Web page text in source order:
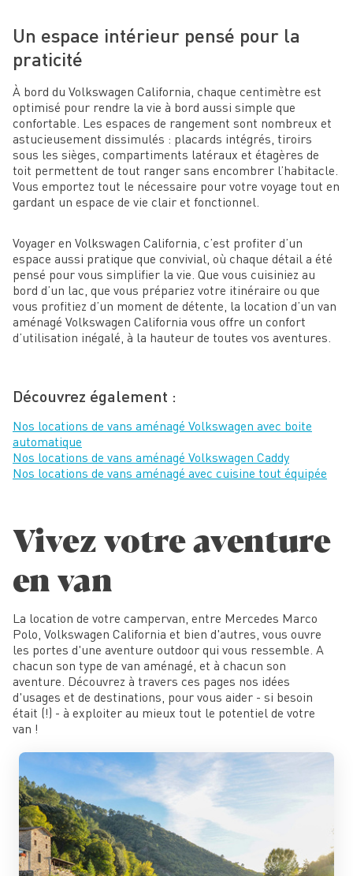
Un espace intérieur pensé pour la
praticité
À bord du Volkswagen California, chaque centimètre est
optimisé pour rendre la vie à bord aussi simple que
confortable. Les espaces de rangement sont nombreux et
astucieusement dissimulés : placards intégrés, tiroirs
sous les sièges, compartiments latéraux et étagères de
toit permettent de tout ranger sans encombrer l’habitacle.
Vous emportez tout le nécessaire pour votre voyage tout en
gardant un espace de vie clair et fonctionnel.
Voyager en Volkswagen California, c’est profiter d’un
espace aussi pratique que convivial, où chaque détail a été
pensé pour vous simplifier la vie. Que vous cuisiniez au
bord d’un lac, que vous prépariez votre itinéraire ou que
vous profitiez d’un moment de détente, la location d’un van
aménagé Volkswagen California vous offre un confort
d’utilisation inégalé, à la hauteur de toutes vos aventures.
Découvrez également :
Nos locations de vans aménagé Volkswagen avec boite
automatique
Nos locations de vans aménagé Volkswagen Caddy
Nos locations de vans aménagé avec cuisine tout équipée
Vivez votre aventure
en van
La location de votre campervan, entre Mercedes Marco
Polo, Volkswagen California et bien d'autres, vous ouvre
les portes d'une aventure outdoor qui vous ressemble. A
chacun son type de van aménagé, et à chacun son
aventure. Découvrez à travers ces pages nos idées
d'usages et de destinations, pour vous aider - si besoin
était (!) - à exploiter au mieux tout le potentiel de votre
van !